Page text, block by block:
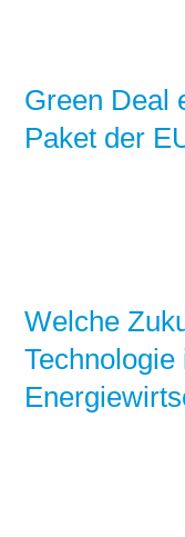
Green Deal
Paket der
Welche
Technologie